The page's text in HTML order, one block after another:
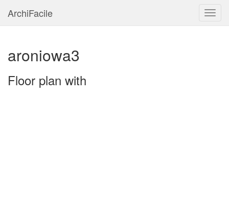
ArchiFacile
aroniowa3
Floor plan with